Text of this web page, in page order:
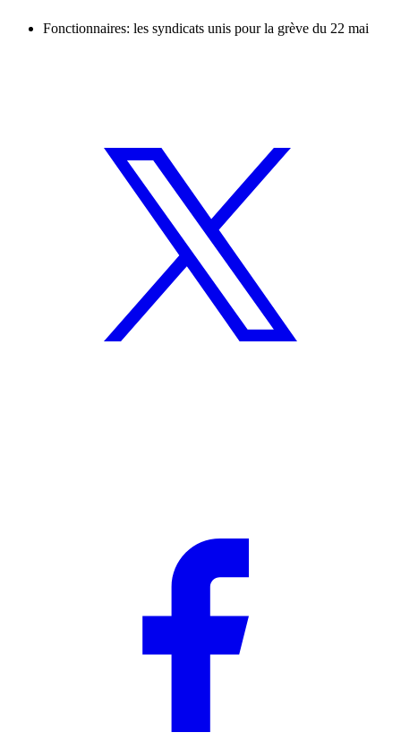
Fonctionnaires: les syndicats unis pour la grève du 22 mai